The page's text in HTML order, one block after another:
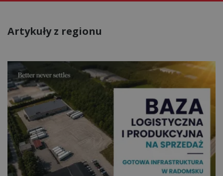
Artykuły z regionu